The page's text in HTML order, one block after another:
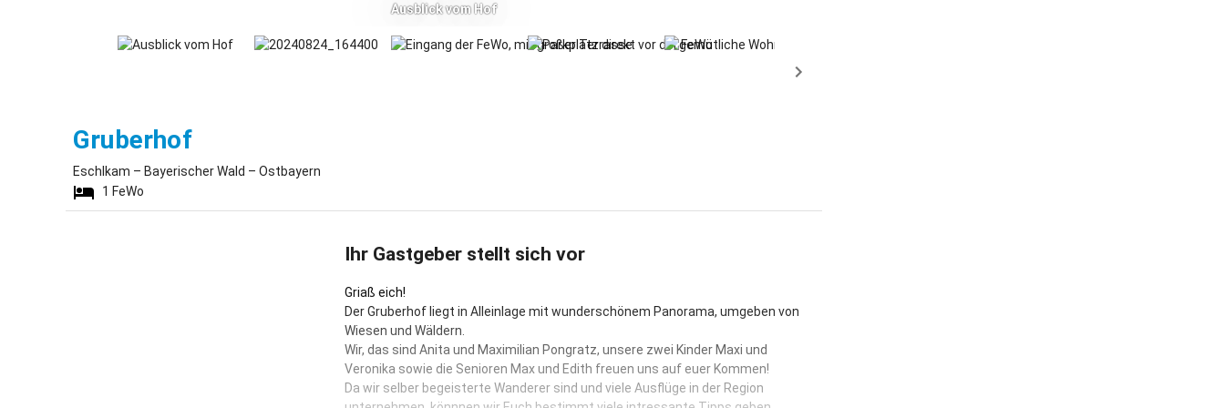
Ausblick vom Hof
GruberhofEschlkam
Eschlkam – Bayerischer Wald – Ostbayern
1 FeWo
Ihr Gastgeber stellt sich vor
Griaß eich!
Der Gruberhof liegt in Alleinlage mit wunderschönem Panorama, umgeben von
Wiesen und Wäldern.
Wir, das sind Anita und Maximilian Pongratz, unsere zwei Kinder Maxi und
Veronika sowie die Senioren Max und Edith freuen uns auf euer Kommen!
Da wir selber begeisterte Wanderer sind und viele Ausflüge in der Region